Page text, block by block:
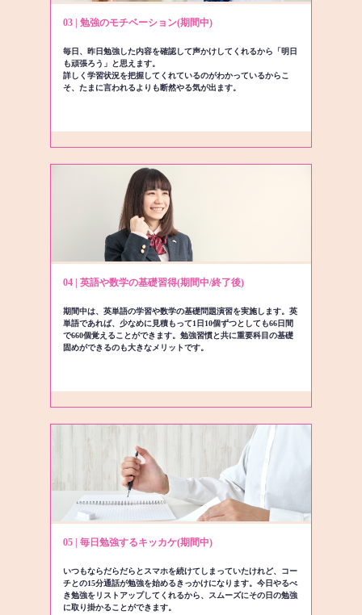
03 | 勉強のモチベーション(期間中)
毎日、昨日勉強した内容を確認して声かけしてくれるから「明日
も頑張ろう」と思えます。
詳しく学習状況を把握してくれているのがわかっているからこ
そ、たまに言われるよりも断然やる気が出ます。
04 | 英語や数学の基礎習得(期間中/終了後)
期間中は、英単語の学習や数学の基礎問題演習を実施します。英
単語であれば、少なめに見積もって1日10個ずつとしても66日間
で660個覚えることができます。勉強習慣と共に重要科目の基礎
固めができるのも大きなメリットです。
05 | 毎日勉強するキッカケ(期間中)
いつもならだらだらとスマホを続けてしまっていたけれど、コー
チとの15分通話が勉強を始めるきっかけになります。今日やるべ
き勉強をリストアップしてくれるから、スムーズにその日の勉強
に取り掛かることができます。